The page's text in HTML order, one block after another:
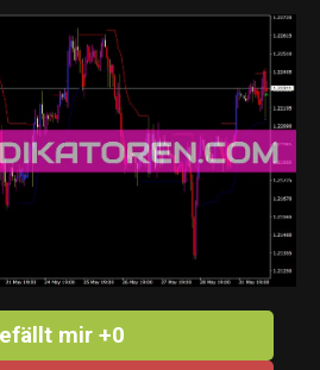
mir +0